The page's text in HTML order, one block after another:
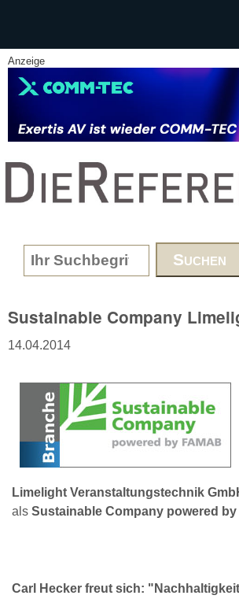
Anzeige
www.DieReferenz.de
Search form
Sustainable Company
14.04.2014
Limelight Veranstaltungstechnik
als Sustainable Company powered by
Carl Hecker freut sich: